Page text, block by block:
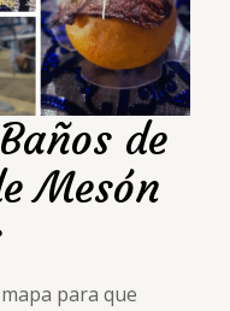
de
Mesón
para que